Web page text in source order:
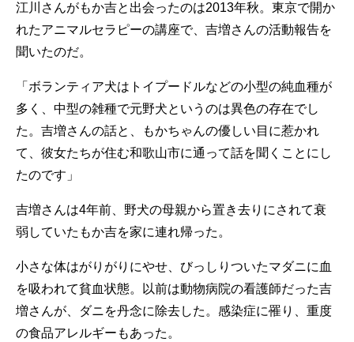
江川さんがもか吉と出会ったのは2013年秋。東京で開か
れたアニマルセラピーの講座で、吉増さんの活動報告を
聞いたのだ。
「ボランティア犬はトイプードルなどの小型の純血種が
多く、中型の雑種で元野犬というのは異色の存在でし
た。吉増さんの話と、もかちゃんの優しい目に惹かれ
て、彼女たちが住む和歌山市に通って話を聞くことにし
たのです」
吉増さんは4年前、野犬の母親から置き去りにされて衰
弱していたもか吉を家に連れ帰った。
小さな体はがりがりにやせ、びっしりついたマダニに血
を吸われて貧血状態。以前は動物病院の看護師だった吉
増さんが、ダニを丹念に除去した。感染症に罹り、重度
の食品アレルギーもあった。